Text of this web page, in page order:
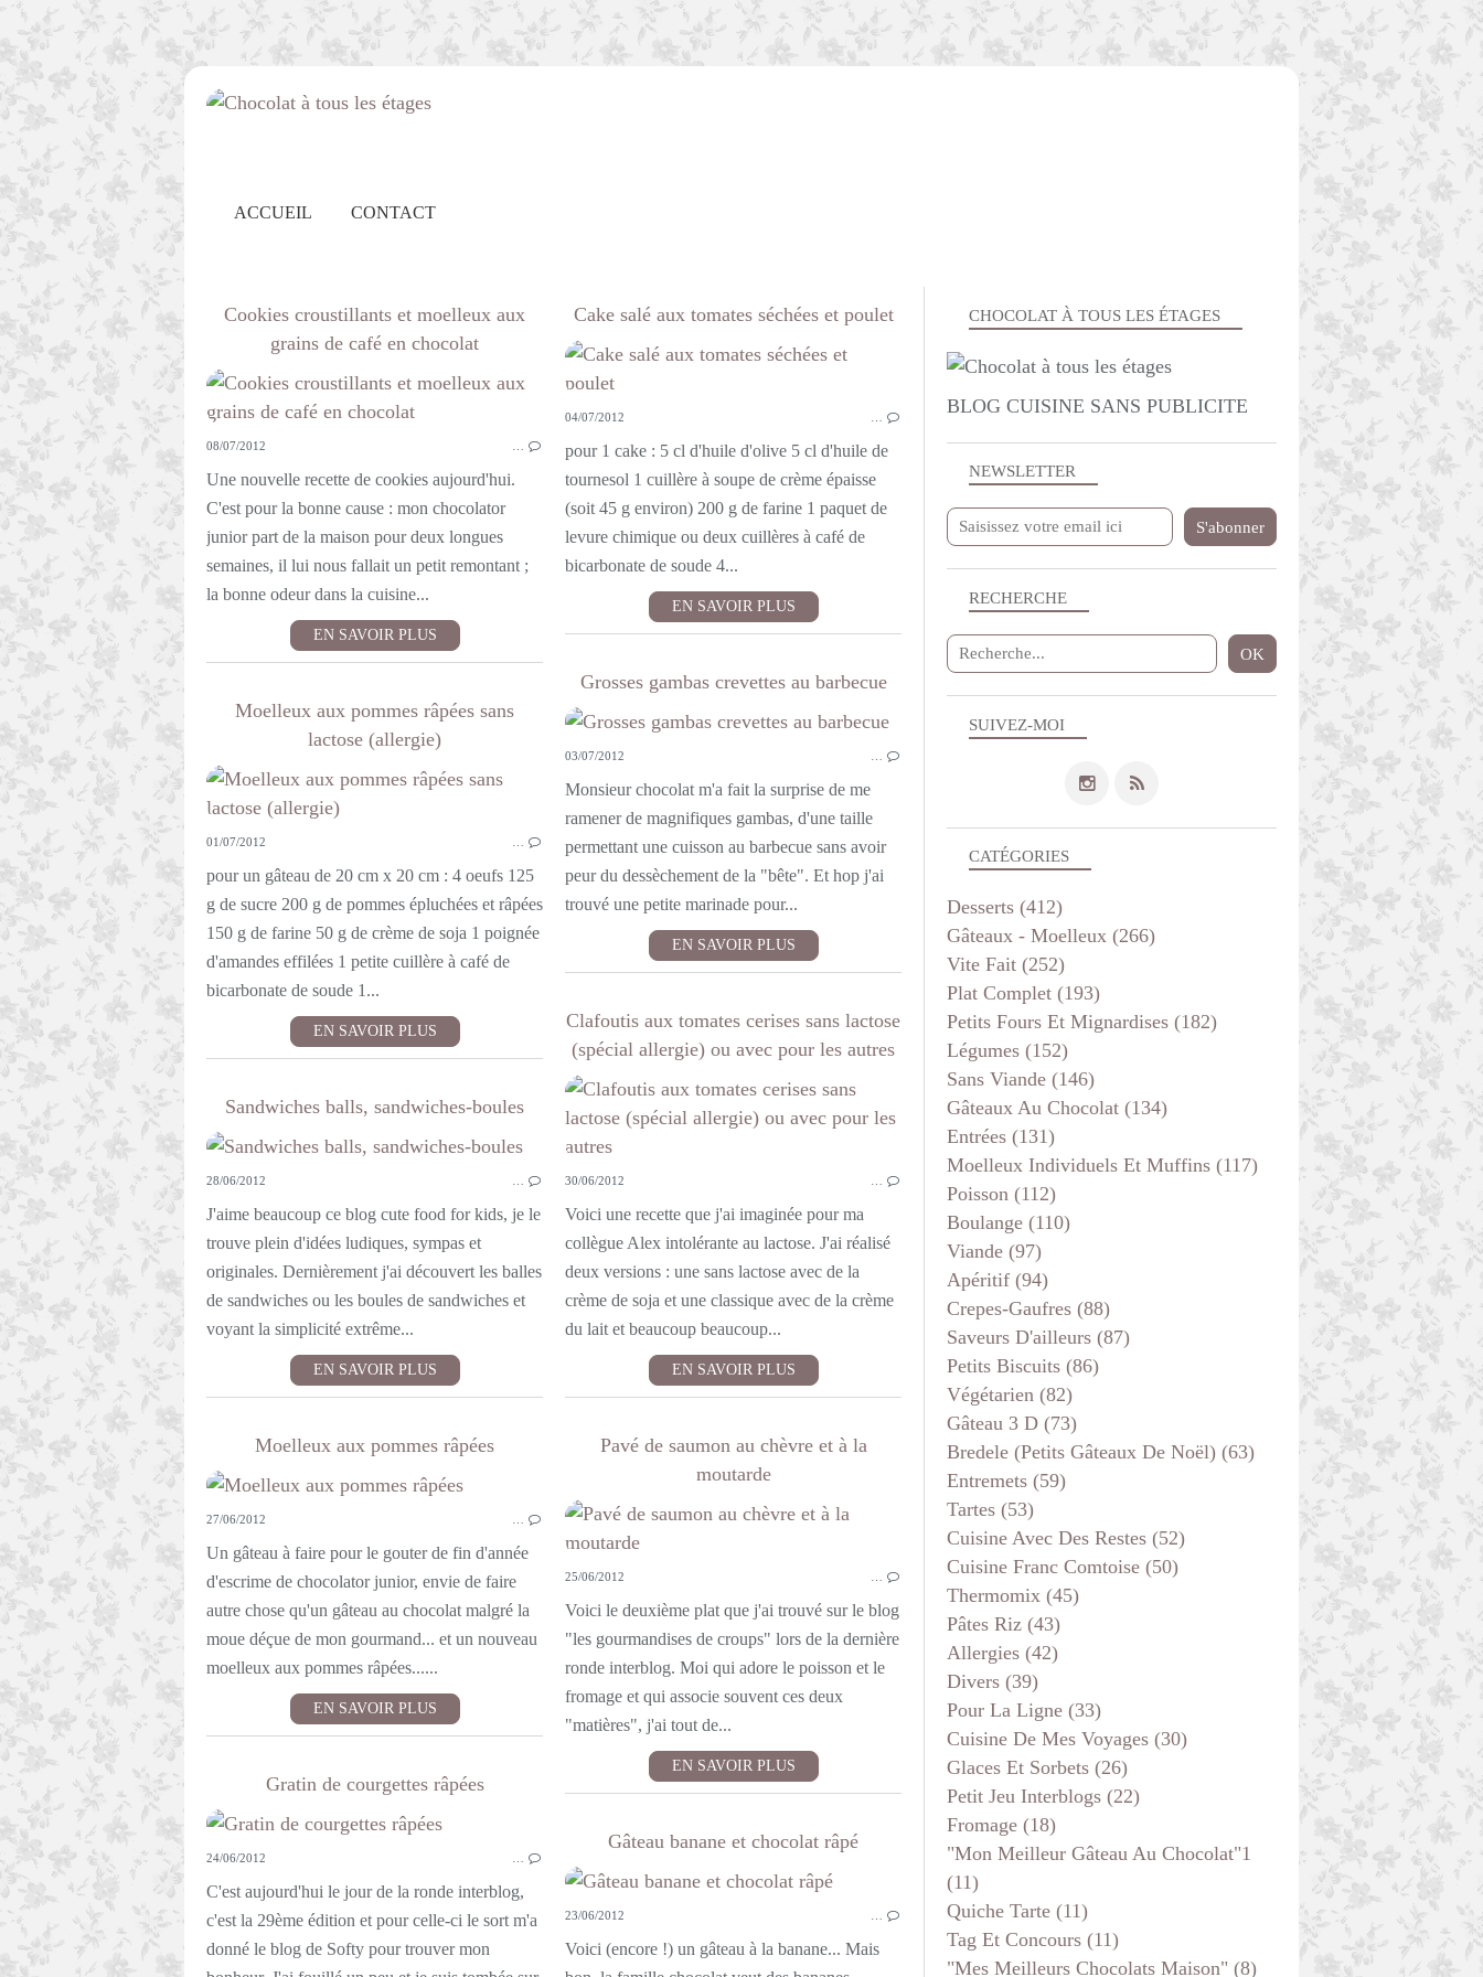
ACCUEIL CONTACT
Cookies croustillants et moelleux aux
grains de café en chocolat
08/07/2012
Une nouvelle recette de cookies aujourd'hui.
C'est pour la bonne cause : mon chocolator
junior part de la maison pour deux longues
semaines, il lui nous fallait un petit remontant ;
la bonne odeur dans la cuisine...
EN SAVOIR PLUS
Cake salé aux tomates séchées et poulet
APÉRITIF
04/07/2012
pour 1 cake : 5 cl d'huile d'olive 5 cl d'huile de
tournesol 1 cuillère à soupe de crème épaisse
(soit 45 g environ) 200 g de farine 1 paquet de
levure chimique ou deux cuillères à café de
bicarbonate de soude 4...
EN SAVOIR PLUS
Grosses gambas crevettes au barbecue
03/07/2012
Monsieur chocolat m'a fait la surprise de me
ramener de magnifiques gambas, d'une taille
permettant une cuisson au barbecue sans avoir
peur du dessèchement de la "bête". Et hop j'ai
trouvé une petite marinade pour...
EN SAVOIR PLUS
Moelleux aux pommes râpées sans
lactose (allergie)
GÂTEAUX - MOELLEUX
01/07/2012
pour un gâteau de 20 cm x 20 cm : 4 oeufs 125
g de sucre 200 g de pommes épluchées et râpées
150 g de farine 50 g de crème de soja 1 poignée
d'amandes effilées 1 petite cuillère à café de
bicarbonate de soude 1...
EN SAVOIR PLUS
Clafoutis aux tomates cerises sans lactose
(spécial allergie) ou avec pour les autres
VITE FAIT
30/06/2012
Voici une recette que j'ai imaginée pour ma
collègue Alex intolérante au lactose. J'ai réalisé
deux versions : une sans lactose avec de la
crème de soja et une classique avec de la crème
du lait et beaucoup beaucoup...
EN SAVOIR PLUS
Sandwiches balls, sandwiches-boules
28/06/2012
J'aime beaucoup ce blog cute food for kids, je le
trouve plein d'idées ludiques, sympas et
originales. Dernièrement j'ai découvert les balles
de sandwiches ou les boules de sandwiches et
voyant la simplicité extrême...
EN SAVOIR PLUS
Moelleux aux pommes râpées
27/06/2012
Un gâteau à faire pour le gouter de fin d'année
d'escrime de chocolator junior, envie de faire
autre chose qu'un gâteau au chocolat malgré la
moue déçue de mon gourmand... et un nouveau
moelleux aux pommes râpées......
EN SAVOIR PLUS
Pavé de saumon au chèvre et à la
moutarde
25/06/2012
Voici le deuxième plat que j'ai trouvé sur le blog
"les gourmandises de croups" lors de la dernière
ronde interblog. Moi qui adore le poisson et le
fromage et qui associe souvent ces deux
"matières", j'ai tout de...
EN SAVOIR PLUS
Gratin de courgettes râpées
LÉGUMES
24/06/2012
C'est aujourd'hui le jour de la ronde interblog,
c'est la 29ème édition et pour celle-ci le sort m'a
donné le blog de Softy pour trouver mon
Gâteau banane et chocolat râpé
23/06/2012
Voici (encore !) un gâteau à la banane... Mais
NEWSLETTER
SUIVEZ-MOI
RECHERCHE
CHOCOLAT À TOUS LES ÉTAGES
BLOG CUISINE SANS PUBLICITE
CATÉGORIES
Desserts (412)
Gâteaux - Moelleux (266)
Vite Fait (252)
Plat Complet (193)
Petits Fours Et Mignardises (182)
Légumes (152)
Sans Viande (146)
Gâteaux Au Chocolat (134)
Entrées (131)
Moelleux Individuels Et Muffins (117)
Poisson (112)
Boulange (110)
Viande (97)
Apéritif (94)
Crepes-Gaufres (88)
Saveurs D'ailleurs (87)
Petits Biscuits (86)
Végétarien (82)
Gâteau 3 D (73)
Bredele (petits Gâteaux De Noël) (63)
Entremets (59)
Tartes (53)
Cuisine Avec Des Restes (52)
Cuisine Franc Comtoise (50)
Thermomix (45)
Pâtes Riz (43)
Allergies (42)
Divers (39)
Pour La Ligne (33)
Cuisine De Mes Voyages (30)
Glaces Et Sorbets (26)
Petit Jeu Interblogs (22)
Fromage (18)
"mon Meilleur Gâteau Au Chocolat"1
(11)
Quiche Tarte (11)
Tag Et Concours (11)
"mes Meilleurs Chocolats Maison" (8)